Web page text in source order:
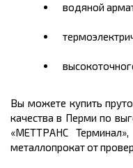
водяной
Вы можете купить
качества в Пермипо
«МЕТТРАНС
металлопрокат от